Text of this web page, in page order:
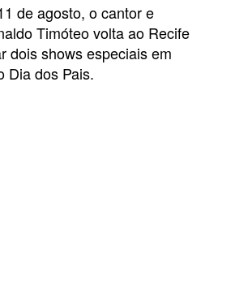
de agosto, o cantor e
Timóteo volta ao Recife
dois shows especiais em
Dia dos Pais.